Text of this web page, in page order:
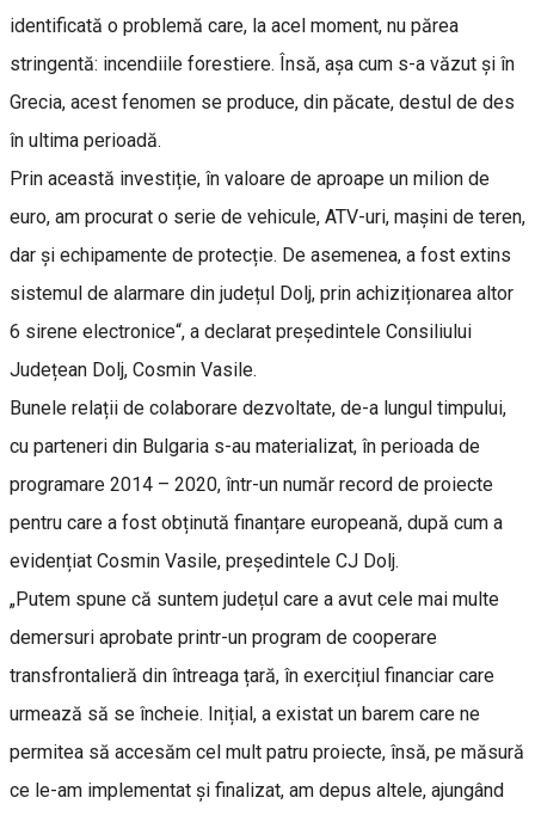
identificată o problemă care, la acel moment, nu părea
stringentă: incendiile forestiere. Însă, așa cum s-a văzut și în
Grecia, acest fenomen se produce, din păcate, destul de des
în ultima perioadă.
Prin această investiție, în valoare de aproape un milion de
euro, am procurat o serie de vehicule, ATV-uri, mașini de teren,
dar și echipamente de protecție. De asemenea, a fost extins
sistemul de alarmare din județul Dolj, prin achiziționarea altor
6 sirene electronice“, a declarat președintele Consiliului
Județean Dolj, Cosmin Vasile.
Bunele relații de colaborare dezvoltate, de-a lungul timpului,
cu parteneri din Bulgaria s-au materializat, în perioada de
programare 2014 – 2020, într-un număr record de proiecte
pentru care a fost obținută finanțare europeană, după cum a
evidențiat Cosmin Vasile, președintele CJ Dolj.
„Putem spune că suntem județul care a avut cele mai multe
demersuri aprobate printr-un program de cooperare
transfrontalieră din întreaga țară, în exercițiul financiar care
urmează să se încheie. Inițial, a existat un barem care ne
permitea să accesăm cel mult patru proiecte, însă, pe măsură
ce le-am implementat și finalizat, am depus altele, ajungând